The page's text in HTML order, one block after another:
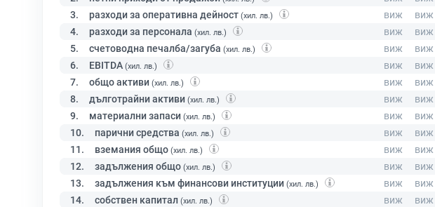
3. разходи за оперативна дейност (хил. лв.)
4. разходи за персонала (хил. лв.)
5. счетоводна печалба/загуба (хил. лв.)
6. EBITDA (хил. лв.)
7. общо активи (хил. лв.)
8. дълготрайни активи (хил. лв.)
9. материални запаси (хил. лв.)
10. парични средства (хил. лв.)
11. вземания общо (хил. лв.)
12. задължения общо (хил. лв.)
13. задължения към финансови институции (хил. лв.)
14. собствен капитал (хил. лв.)